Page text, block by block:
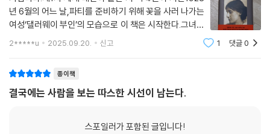
이처럼 불합리한 세상을 농밀하게 그려낸 버지니아 울프의 『댈러웨이 부
인』은 문학적 표현이나 작품에 녹아든 주제 의식을 비롯해 여러 면에서 완
숙기에 접어든 저자를 만날 수 있는 걸작으로 오늘날 20세기 영미 문학사
에서 빼놓을 수 없는 고전 가운데 하나로 평가받고 있다.
년 6월의 어느 날,파티를 준비하기 위해 꽃을 사러 나가는
여성‘댈러웨이 부인’의 모습으로 이 책은 시작한다.그녀의
발걸음을 따라‘의식의 흐름대로’ 진행되는 이 이야기는,빅
2*****u 2025.09.20. 신고 1 댓글0
종이책
결국에는 사람을 보는 따스한 시선이 남는다.
스포일러가 포함된 글입니다!